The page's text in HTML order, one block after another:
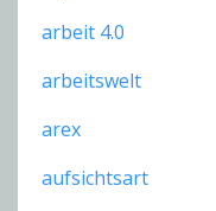
arbeit 4.0
arbeitswelt
arex
aufsichtsart